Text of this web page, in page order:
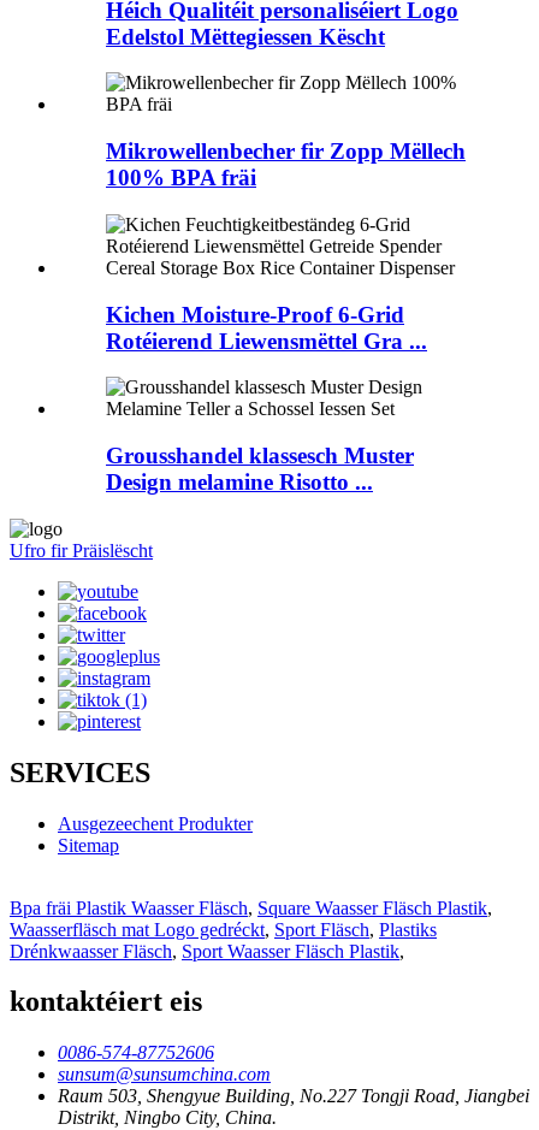
Héich Qualitéit personaliséiert Logo
Edelstol Mëttegiessen Këscht
Mikrowellenbecher fir Zopp Mëllech
100% BPA fräi
Kichen Moisture-Proof 6-Grid
Rotéierend Liewensmëttel Gra ...
Grousshandel klassesch Muster
Design melamine Risotto ...
Ufro fir Präislëscht
SERVICES
Ausgezeechent Produkter
Sitemap
Bpa fräi Plastik Waasser Fläsch, Square Waasser Fläsch Plastik,
Waasserfläsch mat Logo gedréckt, Sport Fläsch, Plastiks
Drénkwaasser Fläsch, Sport Waasser Fläsch Plastik,
kontaktéiert eis
0086-574-87752606
sunsum@sunsumchina.com
Raum 503, Shengyue Building, No.227 Tongji Road, Jiangbei
Distrikt, Ningbo City, China.